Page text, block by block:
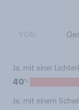
Ja, mit einer
40%
Ja, mit einem